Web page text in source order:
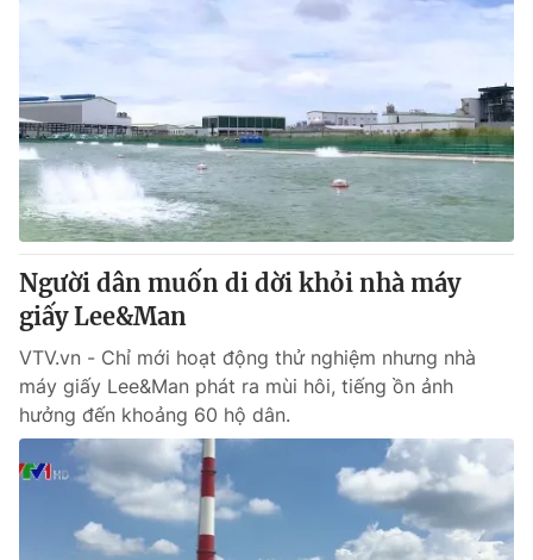
Người dân muốn di dời khỏi nhà máy
giấy Lee&Man
VTV.vn - Chỉ mới hoạt động thử nghiệm nhưng nhà
máy giấy Lee&Man phát ra mùi hôi, tiếng ồn ảnh
hưởng đến khoảng 60 hộ dân.